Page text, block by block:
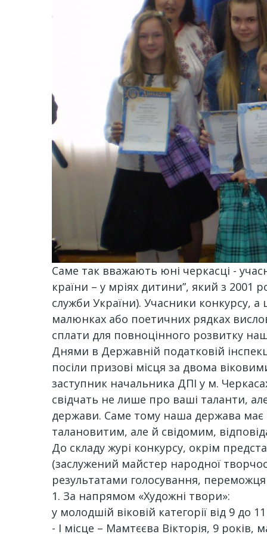
Саме так вважають юні черкасці -
країни – у мріях дитини”, який з 2001
служби України). Учасники конкурсу,
малюнках або поетичних рядках
сплати для повноцінного розвитку
Днями в Державній податковій
посіли призові місця за двома
заступник начальника ДПІ у м.
свідчать не лише про ваші таланти,
держави. Саме тому наша держава має
талановитим, але й свідомим,
До складу журі конкурсу, окрім
(заслужений майстер народної
результатами голосування,
1. За напрямом «Художні твори»:
у молодшій віковій категорії від 9 до
- I місце – Мамтєєва Вікторія, 9 років,